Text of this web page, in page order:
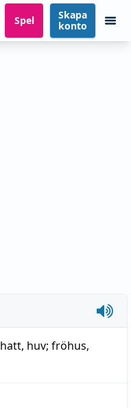
Spel
Skapa
konto
hatt, huv; fröhus,